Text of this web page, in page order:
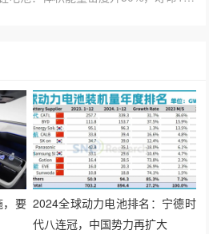
，要 2024全球动力电池排名：宁德时
代八连冠，中国势力再扩大